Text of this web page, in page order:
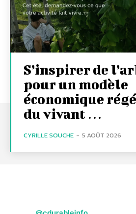
S’inspirer de
pour un modèle
économique
du vivant …
CYRILLE SOUCHE - 5 AOÛT 2026